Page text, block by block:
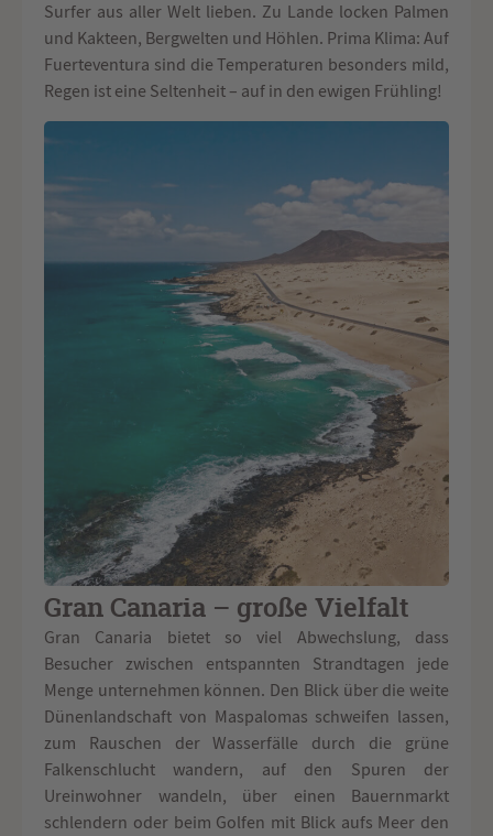
Surfer aus aller Welt lieben. Zu Lande locken Palmen
und Kakteen, Bergwelten und Höhlen. Prima Klima: Auf
Fuerteventura sind die Temperaturen besonders mild,
Regen ist eine Seltenheit – auf in den ewigen Frühling!
Gran Canaria – große Vielfalt
Gran Canaria bietet so viel Abwechslung, dass
Besucher zwischen entspannten Strandtagen jede
Menge unternehmen können. Den Blick über die weite
Dünenlandschaft von Maspalomas schweifen lassen,
zum Rauschen der Wasserfälle durch die grüne
Falkenschlucht wandern, auf den Spuren der
Ureinwohner wandeln, über einen Bauernmarkt
schlendern oder beim Golfen mit Blick aufs Meer den